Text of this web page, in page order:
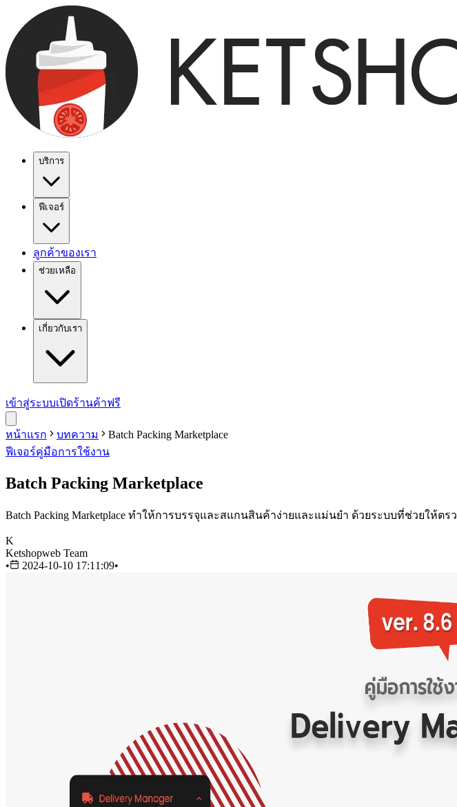
บริการ
ฟีเจอร์
ลูกค้าของเรา
ช่วยเหลือ
เกี่ยวกับเรา
เข้าสู่ระบบเปิดร้านค้าฟรี
หน้าแรก บทความ
Batch Packing Marketplace
ฟีเจอร์คู่มือการใช้งาน
Batch Packing Marketplace
Batch Packing Marketplace ทำให้การบรรจุและสแกนสินค้าง่ายและแม่นยำ ด้วยระบบที่ช่วยให้
K
Ketshopweb Team
•
2024-10-10 17:11:09•